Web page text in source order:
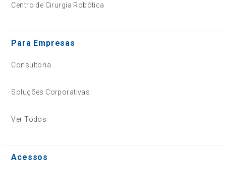
Centro de Cirurgia Robótica
Para Empresas
Consultoria
Soluções Corporativas
Ver Todos
Acessos